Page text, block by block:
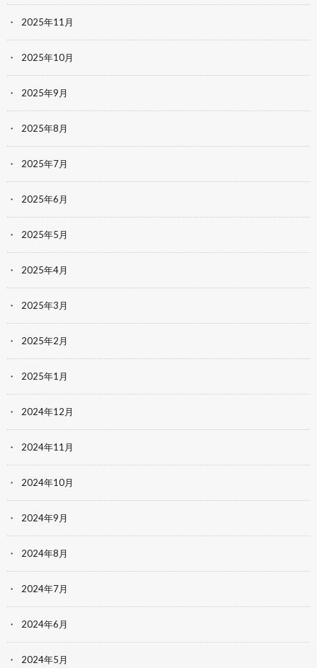
2025年11月
2025年10月
2025年9月
2025年8月
2025年7月
2025年6月
2025年5月
2025年4月
2025年3月
2025年2月
2025年1月
2024年12月
2024年11月
2024年10月
2024年9月
2024年8月
2024年7月
2024年6月
2024年5月